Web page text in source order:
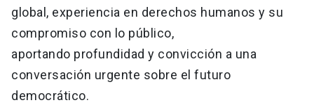
global, experiencia en derechos humanos y su
compromiso con lo público,
aportando profundidad y convicción a una
conversación urgente sobre el futuro
democrático.